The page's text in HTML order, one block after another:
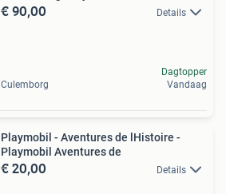
€ 90,00 Details
Culemborg
Dagtopper
Vandaag
Playmobil - Aventures de lHistoire -
Playmobil Aventures de
€ 20,00 Details